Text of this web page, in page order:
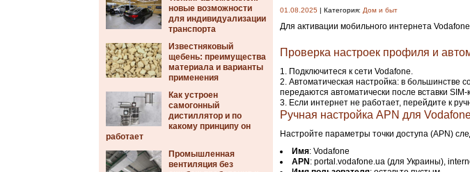
новые возможности
для индивидуализации
транспорта
Известняковый
щебень: преимущества
материала и варианты
применения
Как устроен
самогонный
дистиллятор и по
какому принципу он
работает
Промышленная
вентиляция без
01.08.2025 | Категория: Дом и быт
Для активации мобильного интернета
Проверка настроек профиля и
Подключитеся к сети Vodafone.
Автоматическая настройка: в большинстве
передаются автоматически после вставки SIM-
Если интернет не работает, перейдите к
Ручная настройка APN для
Настройте параметры точки доступа (APN)
Имя: Vodafone
APN : portal.vodafone.ua (для Украины),